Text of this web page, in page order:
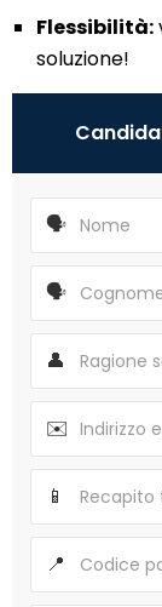
Flessibilità:
soluzione!
🗣️
🗣️
👤
✉️
📱
📍